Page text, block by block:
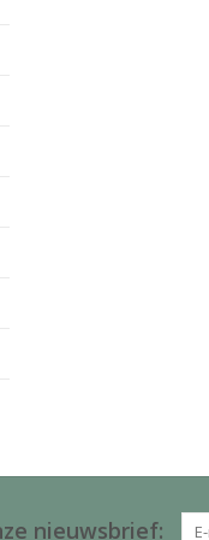
nieuwsbrief: